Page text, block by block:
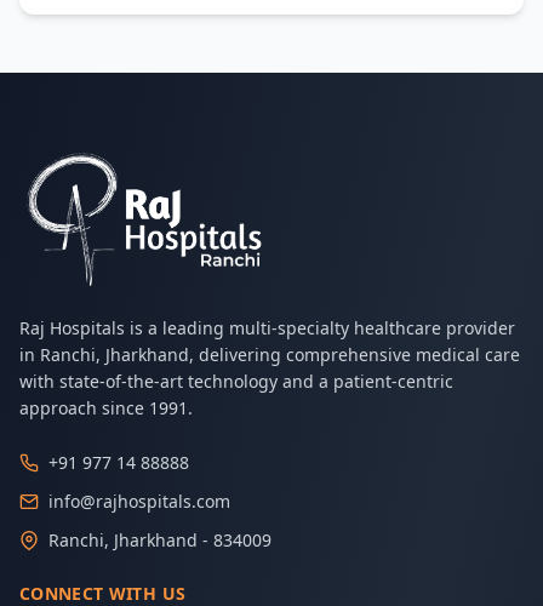
Raj Hospitals is a leading multi-specialty healthcare provider
in Ranchi, Jharkhand, delivering comprehensive medical care
with state-of-the-art technology and a patient-centric
approach since 1991.
+91 977 14 88888
info@rajhospitals.com
Ranchi, Jharkhand - 834009
CONNECT WITH US